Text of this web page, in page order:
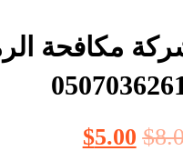
مكافحة
$
$5.00